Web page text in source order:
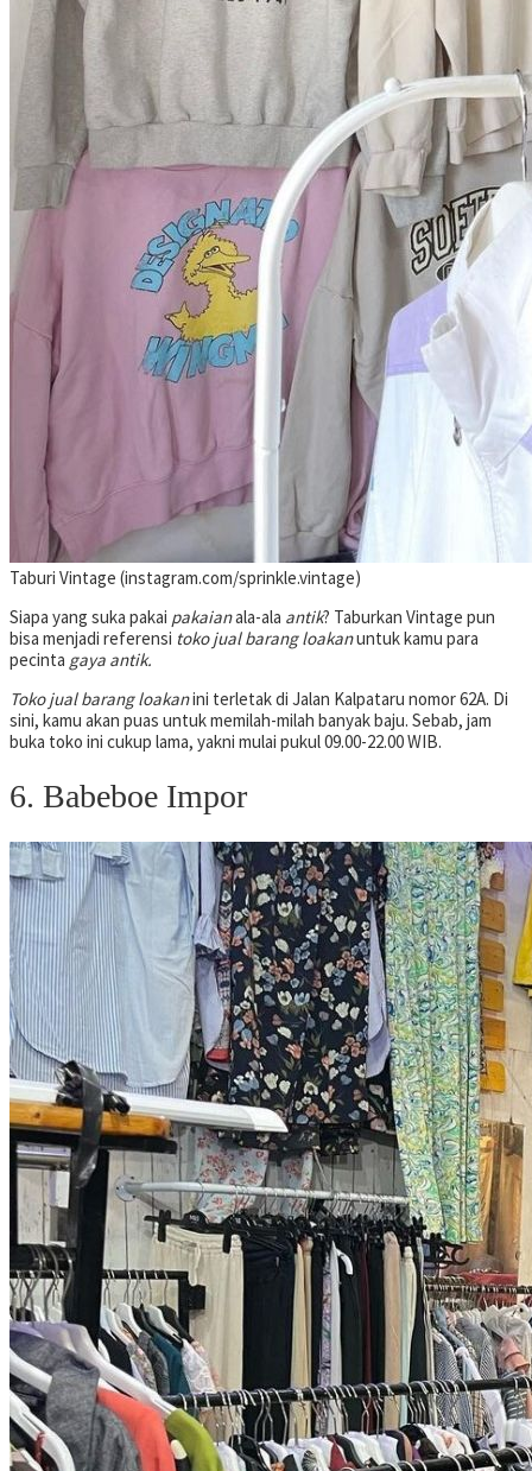
Taburi Vintage (instagram.com/sprinkle.vintage)
Siapa yang suka pakai pakaianala-ala antik? Taburkan Vintage pun
bisa menjadi referensi toko jual barang loakanuntuk kamu para
pecinta gaya antik.
Toko jual barang loakanini terletak di Jalan Kalpataru nomor 62A. Di
sini, kamu akan puas untuk memilah-milah banyak baju. Sebab, jam
buka toko ini cukup lama, yakni mulai pukul 09.00-22.00 WIB.
6. Babeboe Impor